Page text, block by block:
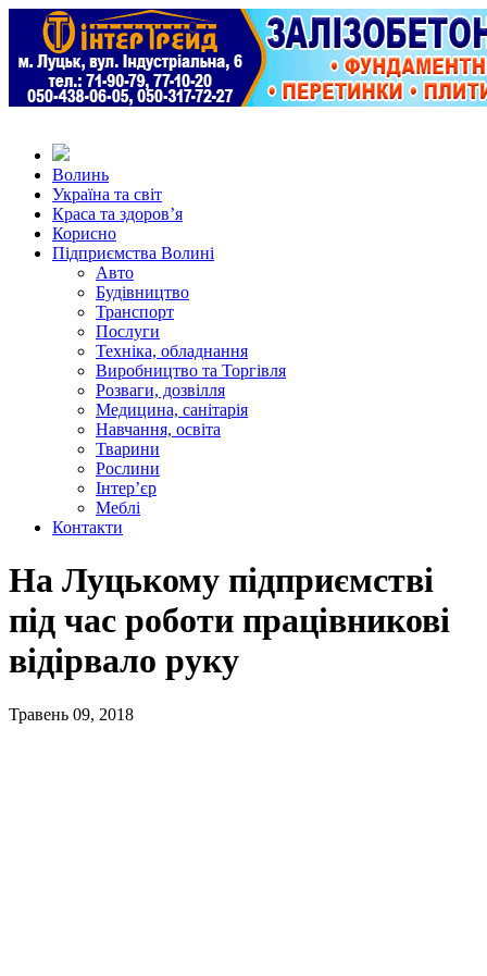
Волинь
Україна та світ
Краса та здоров’я
Корисно
Підприємства Волині
Авто
Будівництво
Транспорт
Послуги
Техніка, обладнання
Виробництво та Торгівля
Розваги, дозвілля
Медицина, санітарія
Навчання, освіта
Тварини
Рослини
Інтер’єр
Меблі
Контакти
На Луцькому підприємстві
під час роботи працівникові
відірвало руку
Травень 09, 2018